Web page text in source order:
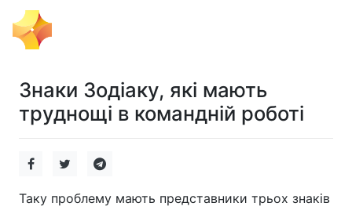
Знаки Зодіаку, які мають
труднощі в командній роботі
Таку проблему мають представники трьох знаків